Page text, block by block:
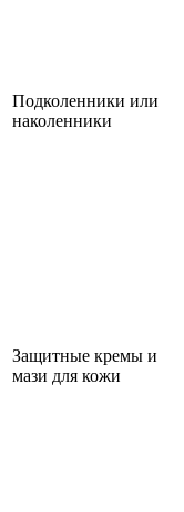
Подколенники или
наколенники
Защитные кремы и
мази для кожи